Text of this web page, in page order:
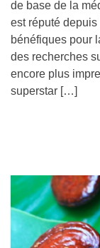
de base de la
est réputé
bénéfiques pour
des recherches
encore plus
superstar […]